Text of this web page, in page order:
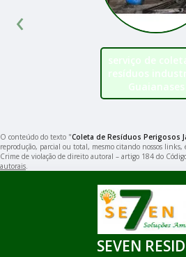
serviço de
resíduos
Guaianases
‹
O conteúdo do texto "Coleta de Resíduos Perigosos
reprodução, parcial ou total, mesmo citando nossos
Crime de violação de direito autoral – artigo 184 do
autorais
SEVEN